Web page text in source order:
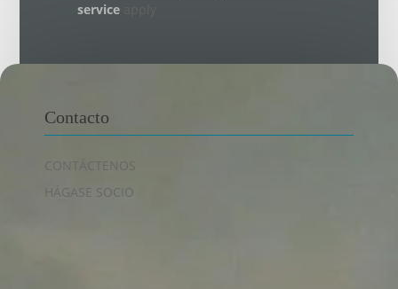
serviceapply
Contacto
CONTÁCTENOS
HÁGASE SOCIO